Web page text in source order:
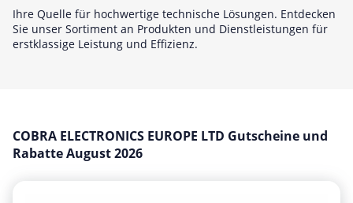
Foto, Druck & Büro
Gaming & Spielzeug
Mobilfunk & Internet
Mode & Accessoires
Ihre Quelle für hochwertige technische Lösungen. Entdecken
Sie unser Sortiment an Produkten und Dienstleistungen für
erstklassige Leistung und Effizienz.
COBRA ELECTRONICS EUROPE LTD Gutscheine und
Rabatte August 2026